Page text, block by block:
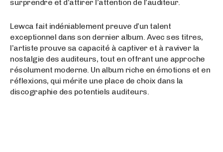
surprendre et d’attirer l’attention de l’auditeur.
Lewca fait indéniablement preuve d’un talent
exceptionnel dans son dernier album. Avec ses titres,
l’artiste prouve sa capacité à captiver et à raviver la
nostalgie des auditeurs, tout en offrant une approche
résolument moderne. Un album riche en émotions et en
réflexions, qui mérite une place de choix dans la
discographie des potentiels auditeurs.